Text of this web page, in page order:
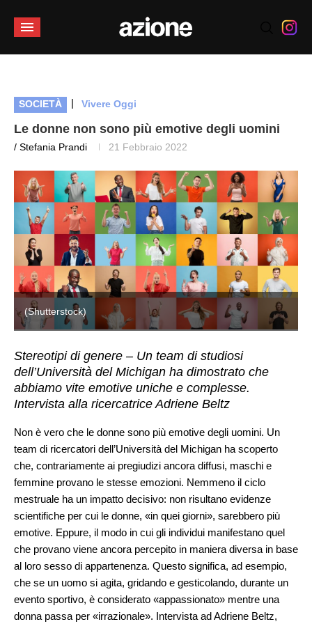
SOCIETÀ | Vivere Oggi
Le donne non sono più emotive degli uomini
/ Stefania Prandi 21 Febbraio 2022
(Shutterstock)
Stereotipi di genere – Un team di studiosi
dell’Università del Michigan ha dimostrato che
abbiamo vite emotive uniche e complesse.
Intervista alla ricercatrice Adriene Beltz
Non è vero che le donne sono più emotive degli uomini. Un
team di ricercatori dell’Università del Michigan ha scoperto
che, contrariamente ai pregiudizi ancora diffusi, maschi e
femmine provano le stesse emozioni. Nemmeno il ciclo
mestruale ha un impatto decisivo: non risultano evidenze
scientifiche per cui le donne, «in quei giorni», sarebbero più
emotive. Eppure, il modo in cui gli individui manifestano quel
che provano viene ancora percepito in maniera diversa in base
al loro sesso di appartenenza. Questo significa, ad esempio,
che se un uomo si agita, gridando e gesticolando, durante un
evento sportivo, è considerato «appassionato» mentre una
donna passa per «irrazionale». Intervista ad Adriene Beltz,